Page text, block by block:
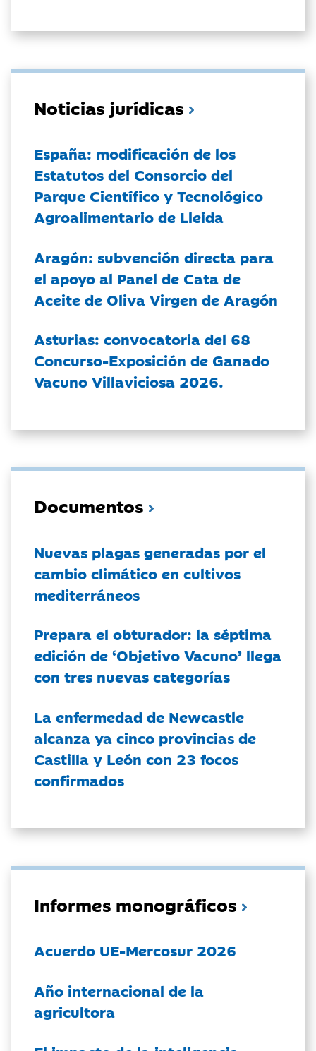
Noticias jurídicas
España: modificación de los
Estatutos del Consorcio del
Parque Científico y Tecnológico
Agroalimentario de Lleida
Aragón: subvención directa para
el apoyo al Panel de Cata de
Aceite de Oliva Virgen de Aragón
Asturias: convocatoria del 68
Concurso-Exposición de Ganado
Vacuno Villaviciosa 2026.
Documentos
Nuevas plagas generadas por el
cambio climático en cultivos
mediterráneos
Prepara el obturador: la séptima
edición de ‘Objetivo Vacuno’ llega
con tres nuevas categorías
La enfermedad de Newcastle
alcanza ya cinco provincias de
Castilla y León con 23 focos
confirmados
Informes monográficos
Acuerdo UE-Mercosur 2026
Año internacional de la
agricultora